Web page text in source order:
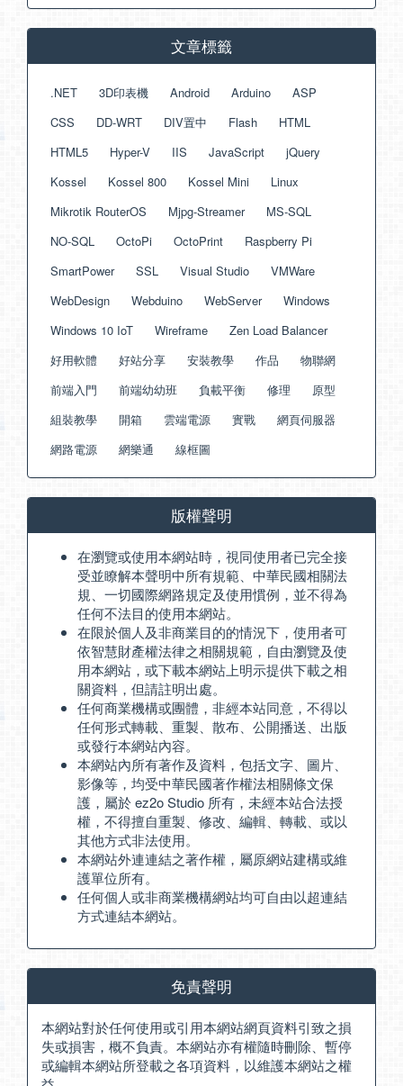
文章標籤
.NET 3D印表機 Android Arduino
ASP
CSS
DD-WRT DIV置中 Flash
HTML
HTML5
Hyper-V IIS JavaScript
jQuery
Kossel
Kossel 800 Kossel Mini
Linux
Mikrotik RouterOS
Mjpg-Streamer
MS-SQL
NO-SQL
OctoPi OctoPrint
Raspberry Pi
SmartPower
SSL Visual Studio
VMWare
WebDesign
Webduino WebServer
Windows
Windows 10 IoT
Wireframe
Zen Load Balancer
好用軟體
好站分享 安裝教學 作品
物聯網
前端入門
前端幼幼班 負載平衡 修理
原型
組裝教學
開箱 雲端電源 實戰
網頁伺服器
網路電源
網樂通 線框圖
版權聲明
在瀏覽或使用本網站時，視同使用者已完全接
受並瞭解本聲明中所有規範、中華民國相關法
規、一切國際網路規定及使用慣例，並不得為
任何不法目的使用本網站。
在限於個人及非商業目的的情況下，使用者可
依智慧財產權法律之相關規範，自由瀏覽及使
用本網站，或下載本網站上明示提供下載之相
關資料，但請註明出處。
任何商業機構或團體，非經本站同意，不得以
任何形式轉載、重製、散布、公開播送、出版
或發行本網站內容。
本網站內所有著作及資料，包括文字、圖片、
影像等，均受中華民國著作權法相關條文保
護，屬於 ez2o Studio 所有，未經本站合法授
權，不得擅自重製、修改、編輯、轉載、或以
其他方式非法使用。
本網站外連連結之著作權，屬原網站建構或維
護單位所有。
任何個人或非商業機構網站均可自由以超連結
方式連結本網站。
免責聲明
本網站對於任何使用或引用本網站網頁資料引致之損
失或損害，概不負責。本網站亦有權隨時刪除、暫停
或編輯本網站所登載之各項資料，以維護本網站之權